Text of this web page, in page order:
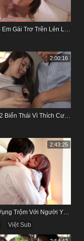
SSNI-568 Em Gái Trơ Trẽn Lén Lút Vụng Trộm Với Bồ Của Chị
2:00:16
IPX-934 Vụng Trộm Với Người Yêu Cũ Trong Khách Sạn
Việt Sub
2:43:25